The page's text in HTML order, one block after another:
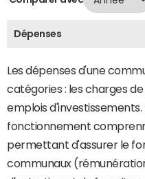
Dépenses
Les dépenses d'une
catégories : les charges
emplois d'investissements.
fonctionnement
permettant d'assurer le
communaux